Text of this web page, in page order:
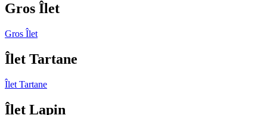
Gros Îlet
Gros Îlet
Îlet Tartane
Îlet Tartane
Îlet Lapin